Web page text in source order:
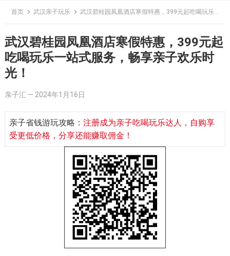
首页 武汉亲子玩乐 武汉碧桂园凤凰酒店寒假特惠，399元起吃喝玩乐一站式服务，畅享亲子欢乐时光！
武汉碧桂园凤凰酒店寒假特惠，399元起
吃喝玩乐一站式服务，畅享亲子欢乐时
光！
亲子汇 — 2024年1月16日
亲子省钱游玩攻略： 注册成为亲子吃喝玩乐达人，自购享
受更低价格，分享还能赚取佣金！